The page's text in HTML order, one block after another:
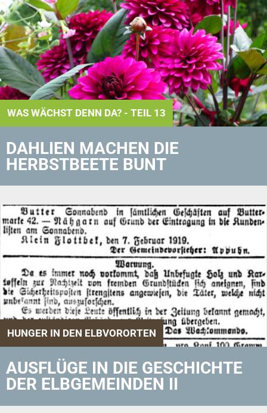
WAS WÄCHST DENN DA? - TEIL 13
DAHLIEN MACHEN DIE
HERBSTBEETE BUNT
HUNGER IN DEN ELBVORORTEN
AUSFLÜGE IN DIE GESCHICHTE
DER ELBGEMEINDEN II